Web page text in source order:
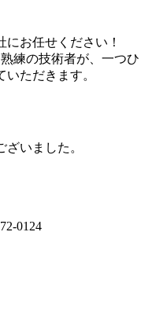
にお任せください！
練の技術者が、一つひ
ただきます。
いました。
0124